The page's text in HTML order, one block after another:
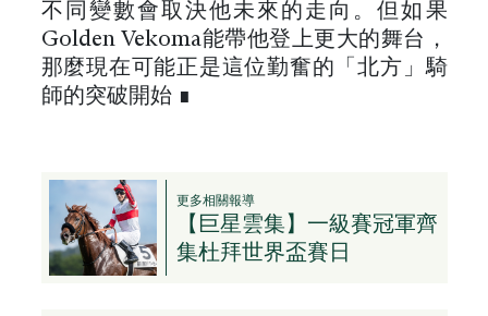
不同變數會取決他未來的走向。但如果
Golden Vekoma能帶他登上更大的舞台，
那麼現在可能正是這位勤奮的「北方」騎
師的突破開始 ∎
更多相關報導
【巨星雲集】一級賽冠軍齊
集杜拜世界盃賽日